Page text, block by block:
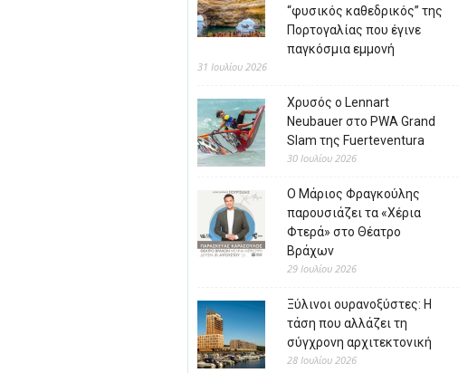
“φυσικός καθεδρικός” της
Πορτογαλίας που έγινε
παγκόσμια εμμονή
31 Ιουλίου 2026
Χρυσός ο Lennart
Neubauer στο PWA Grand
Slam της Fuerteventura
30 Ιουλίου 2026
Ο Μάριος Φραγκούλης
παρουσιάζει τα «Χέρια
Φτερά» στο Θέατρο
Βράχων
29 Ιουλίου 2026
Ξύλινοι ουρανοξύστες: Η
τάση που αλλάζει τη
σύγχρονη αρχιτεκτονική
28 Ιουλίου 2026